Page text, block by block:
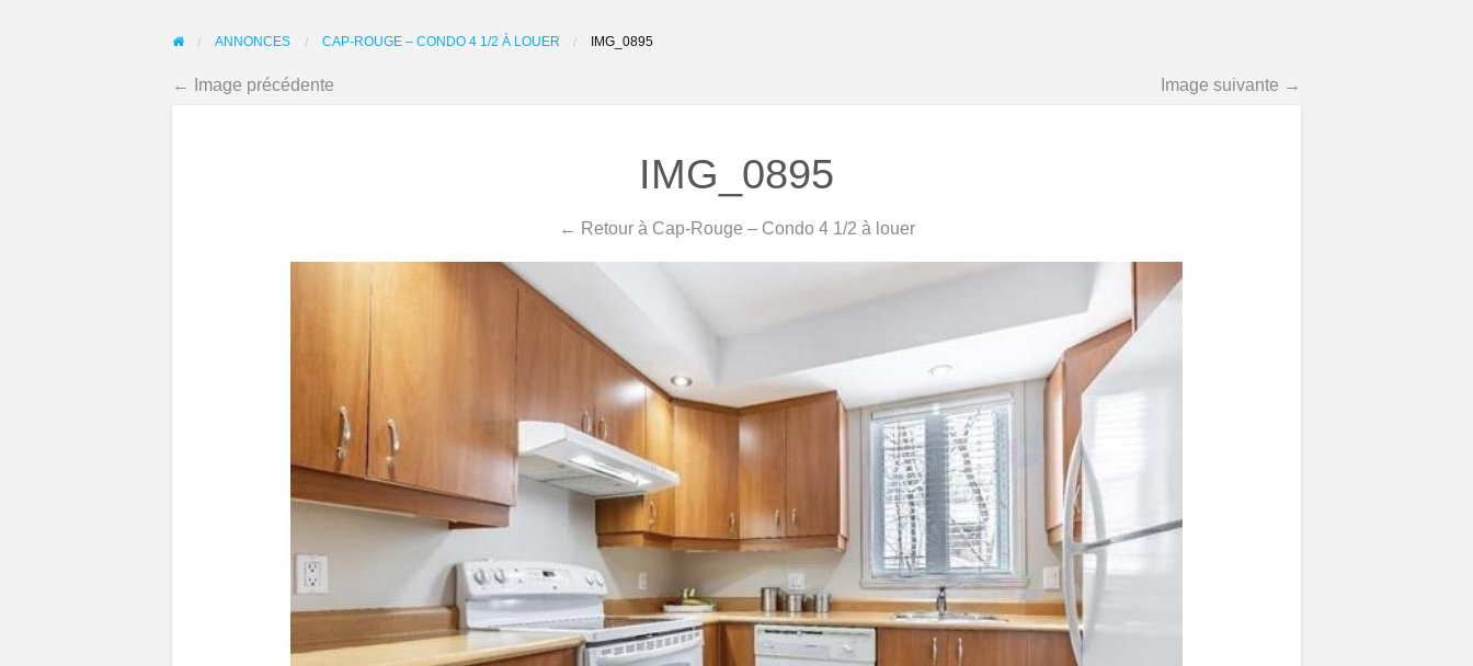
ANNONCES CAP-ROUGE – CONDO 4 1/2 À LOUER IMG_0895
← Image précédente Image suivante →
IMG_0895
← Retour à Cap-Rouge – Condo 4 1/2 à louer